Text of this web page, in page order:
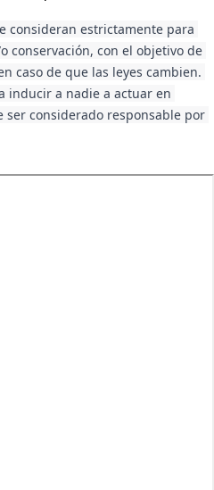
consideran estrictamente para
conservación, con el objetivo de
caso de que las leyes cambien.
inducir a nadie a actuar en
ser considerado responsable por